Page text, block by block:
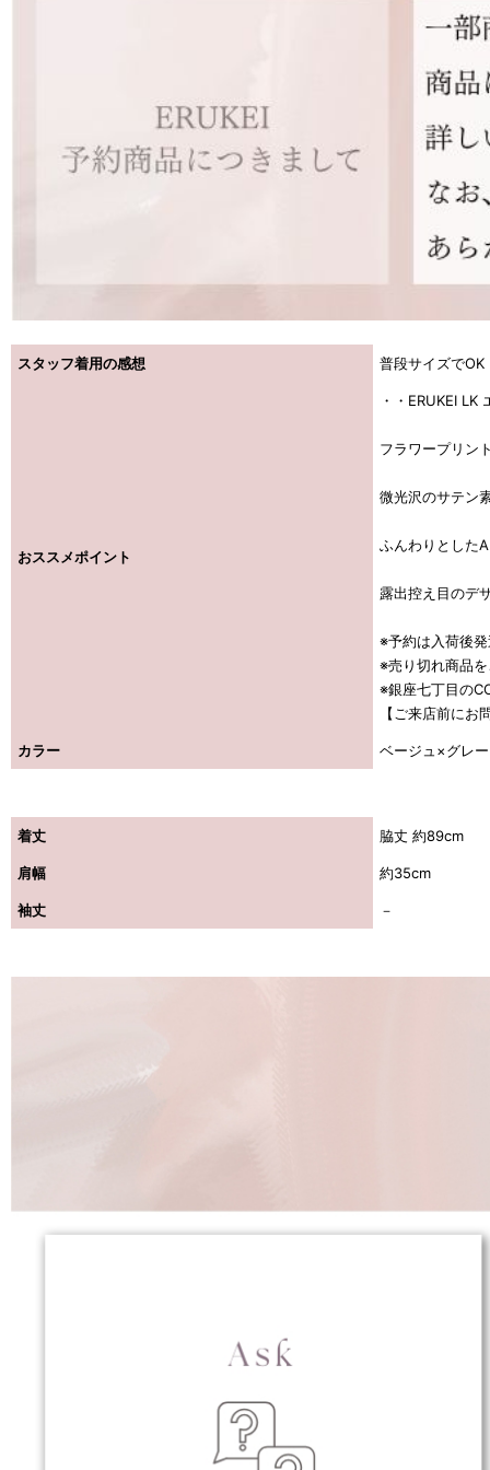
スタッフ着用の感想 普段サイズでOK
おススメポイント
・・ERUKEI
フラワープリン
微光沢のサテン
ふんわりとした
露出控え目のデ
※予約は入荷後
※売り切れ商品
※銀座七丁目の
【ご来店前にお
カラー ベージュ×グレ
着丈 脇丈 約89cm
肩幅 約35cm
袖丈 －